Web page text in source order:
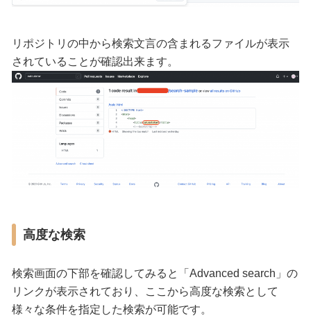
リポジトリの中から検索文言の含まれるファイルが表示
されていることが確認出来ます。
高度な検索
検索画面の下部を確認してみると「Advanced search」の
リンクが表示されており、ここから高度な検索として
様々な条件を指定した検索が可能です。